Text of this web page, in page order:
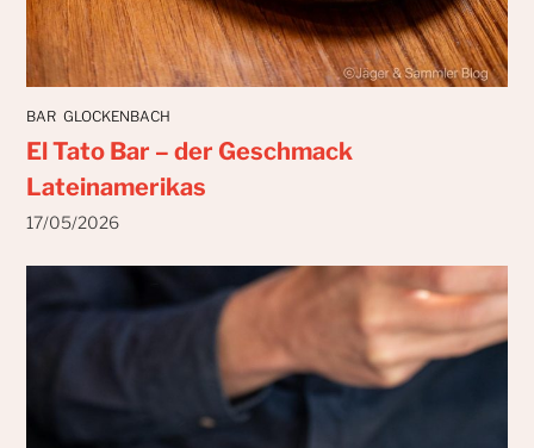
BAR GLOCKENBACH
El Tato Bar – der Geschmack
Lateinamerikas
17/05/2026